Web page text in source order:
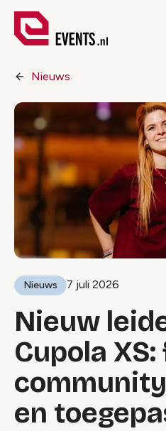
Nieuws
Nieuws 7 juli 2026
Nieuw
Cupola
en